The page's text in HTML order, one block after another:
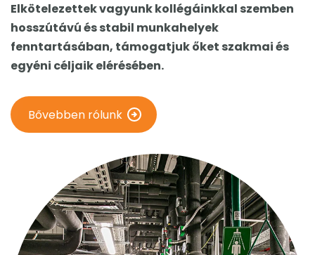
Elkötelezettek vagyunk kollégáinkkal szemben
hosszútávú és stabil munkahelyek
fenntartásában, támogatjuk őket szakmai és
egyéni céljaik elérésében.
Bővebben rólunk